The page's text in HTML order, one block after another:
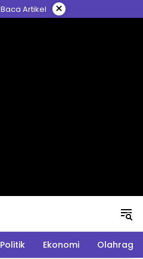
Artikel ×
Politik Ekonomi Olahraga